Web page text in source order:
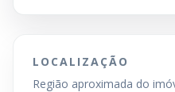
LOCALIZAÇÃO
Região aproximada do